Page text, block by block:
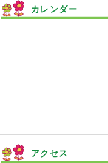
カレンダー
アクセス